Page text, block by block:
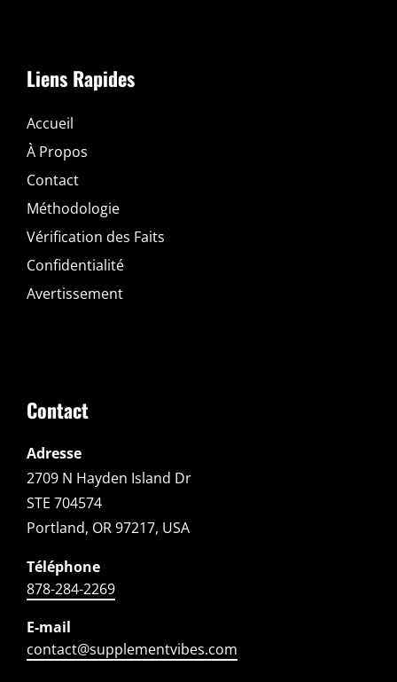
Liens Rapides
Accueil
À Propos
Contact
Méthodologie
Vérification des Faits
Confidentialité
Avertissement
Contact
Adresse
2709 N Hayden Island Dr
STE 704574
Portland, OR 97217, USA
Téléphone
878-284-2269
E-mail
contact@supplementvibes.com